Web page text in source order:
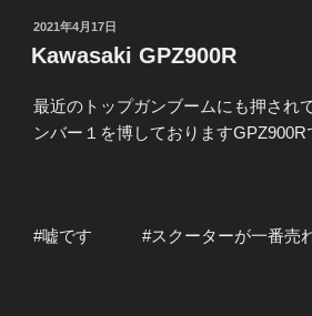
投
稿
日:
2021年4月17日
Kawasaki GPZ900R
最近のトップガンブームにも押され
ンバー１を博しておりますGPZ900R
#嘘です #スクーターが一番売